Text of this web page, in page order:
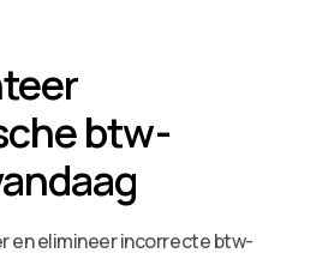
btw-
en elimineer incorrecte btw-